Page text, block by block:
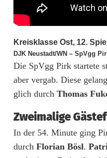
t
:
D
J
K
N
e
Kreisklasse Ost, 12.
DJK Neustadt/WN – SpVgg
Die SpVgg Pirk startete
aber vergab. Diese
glich durch Thomas
Zweimalige
In der 54. Minute ging
durch Florian Bösl.